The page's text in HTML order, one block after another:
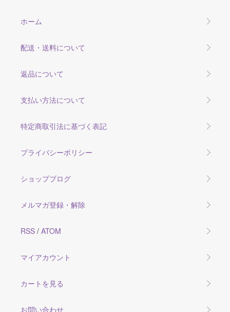
ホーム
配送・送料について
返品について
支払い方法について
特定商取引法に基づく表記
プライバシーポリシー
ショップブログ
メルマガ登録・解除
RSS / ATOM
マイアカウント
カートを見る
お問い合わせ